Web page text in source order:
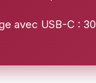
avec USB-C :